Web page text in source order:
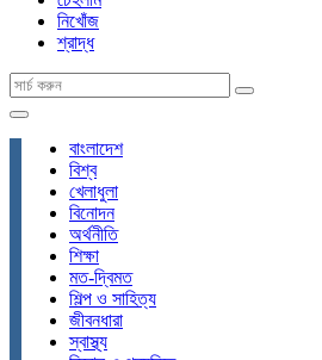
নিখোঁজ
শ্রাদ্ধ
বাংলাদেশ
বিশ্ব
খেলাধুলা
বিনোদন
অর্থনীতি
শিক্ষা
মত-দ্বিমত
শিল্প ও সাহিত্য
জীবনধারা
স্বাস্থ্য